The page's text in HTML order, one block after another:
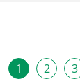
1 2 3